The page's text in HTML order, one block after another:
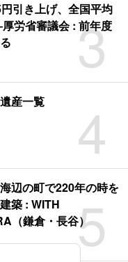
3
引き上げ、全国平均
労省審議会 : 前年度
4
産一覧
5
辺の町で220年の時を
築 : WITH
（鎌倉・長谷）